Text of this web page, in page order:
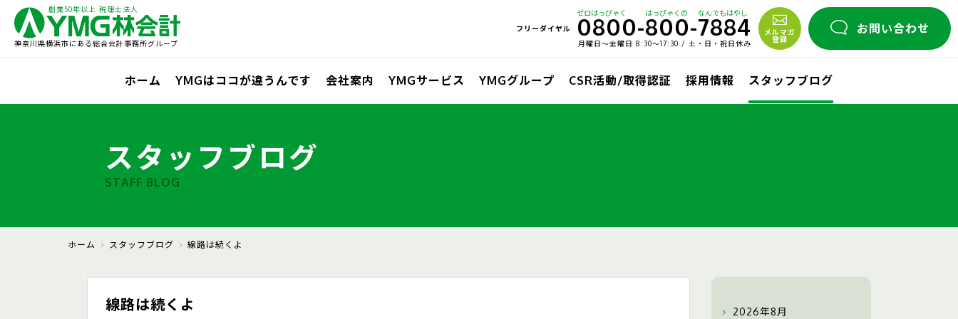
創業50年以上 税理士法人
神奈川県横浜市にある総合会計事務所グループ
フリーダイヤル 0800
ゼロはっぴゃく -800
はっぴゃくの -7884
なんでもはやし
月曜日〜金曜日 8:30〜17:30 / 土・日・祝日休み
メルマガ
登録
お問い合わせ
ホーム YMGはココが違うんです 会社案内 YMGサービス YMGグループ CSR活動/取得認証 採用情報 スタッフブログ
スタッフブログ
STAFF BLOG
ホーム スタッフブログ 線路は続くよ
2026年8月
線路は続くよ